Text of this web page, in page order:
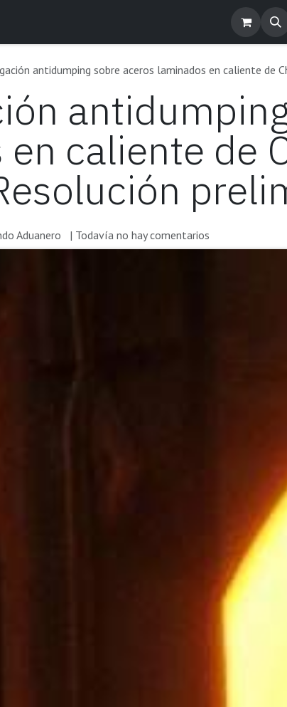
antidumping sobre aceros laminados en caliente de
caliente de
Aduanero | Todavía no hay comentarios